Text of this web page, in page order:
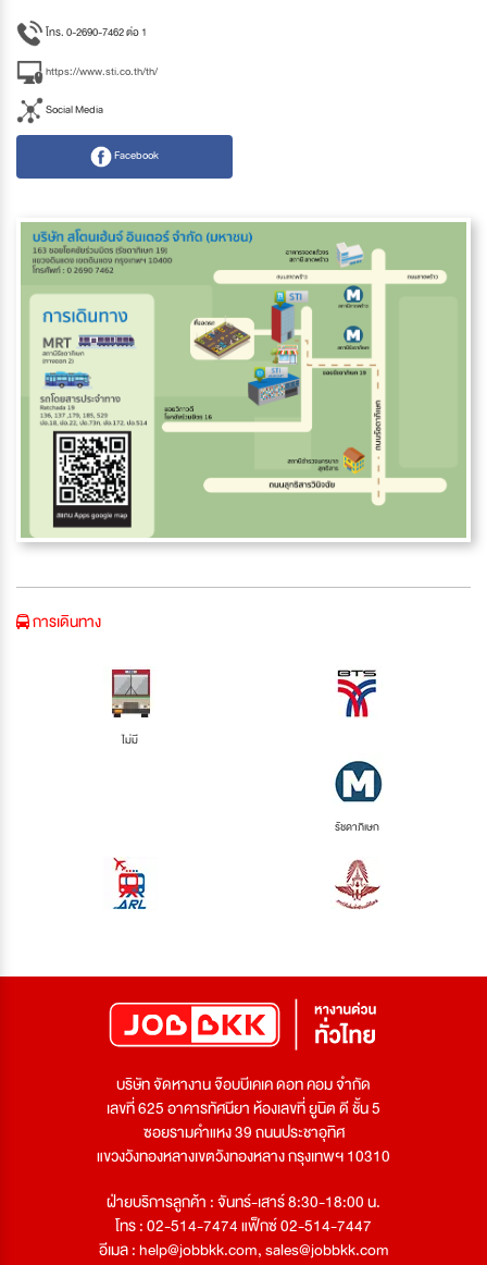
โทร. 0-2690-7462 ต่อ 1
https://www.sti.co.th/th/
Social Media
Facebook
การเดินทาง
ไม่มี
รัชดาภิเษก
บริษัท จัดหางาน จ๊อบบีเคเค ดอท คอม จำกัด
เลขที่ 625 อาคารทัศนียา ห้องเลขที่ ยูนิต ดี ชั้น 5
ซอยรามคำแหง 39 ถนนประชาอุทิศ
แขวงวังทองหลางเขตวังทองหลาง กรุงเทพฯ 10310
ฝ่ายบริการลูกค้า : จันทร์-เสาร์ 8:30-18:00 น.
โทร : 02-514-7474 แฟ็กซ์ 02-514-7447
อีเมล :help@jobbkk.com,sales@jobbkk.com